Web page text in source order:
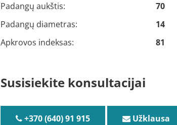
Padangų aukštis:
70
Padangų diametras:
14
Apkrovos indeksas:
81
Susisiekite konsultacijai
+370 (640) 91 915 Užklausa